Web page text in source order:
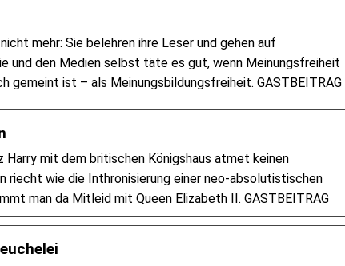
mehr: Sie belehren ihre Leser und gehen auf
und den Medien selbst täte es gut, wenn Meinungsfreiheit
gemeint ist – als Meinungsbildungsfreiheit. GASTBEITRAG
Harry mit dem britischen Königshaus atmet keinen
riecht wie die Inthronisierung einer neo-absolutistischen
man da Mitleid mit Queen Elizabeth II. GASTBEITRAG